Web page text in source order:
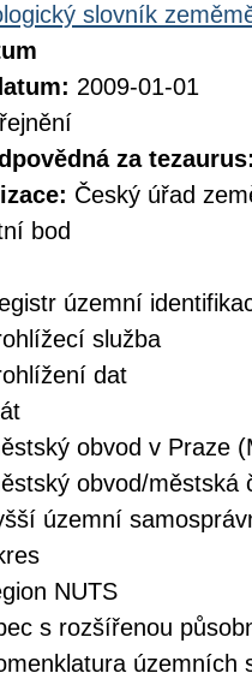
slovník
2009-01-01
za
Český úřad
bod
územní
služba
dat
obvod v Praze
obvod/městská
územní
NUTS
s rozšířenou
územních